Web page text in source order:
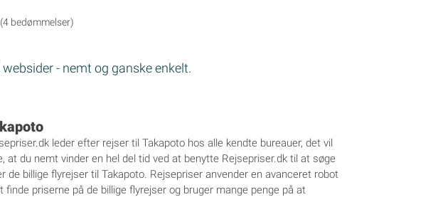
(4 bedømmelser)
- nemt og ganske enkelt.
leder efter rejser til Takapoto hos alle kendte bureauer, det vil
at du nemt vinder en hel del tid ved at benytte Rejsepriser.dk til at søge
de billige flyrejser til Takapoto. Rejsepriser anvender en avanceret robot
finde priserne på de billige flyrejser og bruger mange penge på at